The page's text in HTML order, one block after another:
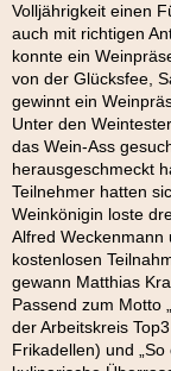
Volljährigkeit einen
auch mit richtigen
konnte ein
von der Glücksfee,
gewinnt ein
Unter den
das Wein-Ass
herausgeschmeckt
Teilnehmer hatten
Weinkönigin loste
Alfred Weckenmann
kostenlosen
gewann Matthias
Passend zum Motto
der Arbeitskreis
Frikadellen) und